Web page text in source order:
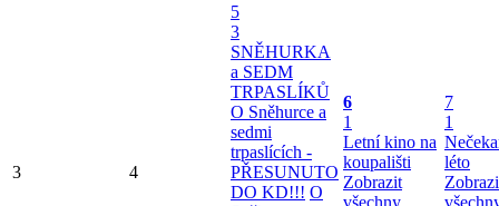
3 4
5
3
SNĚHURKA
a SEDM
TRPASLÍKŮ
O Sněhurce a
sedmi
trpaslících -
PŘESUNUTO
DO KD!!! O
6
1
Letní kino na
koupališti
Zobrazit
všechny
7
1
léto